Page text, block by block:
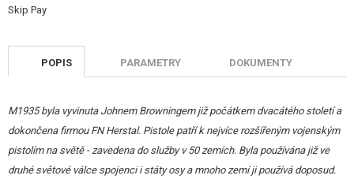
POPIS PARAMETRY DOKUMENTY
M1935 byla vyvinuta Johnem Browningem již počátkem dvacátého století a
dokončena firmou FN Herstal. Pistole patří k nejvíce rozšířeným vojenským
pistolím na světě - zavedena do služby v 50 zemích. Byla používána již ve
druhé světové válce spojenci i státy osy a mnoho zemí ji používá doposud.